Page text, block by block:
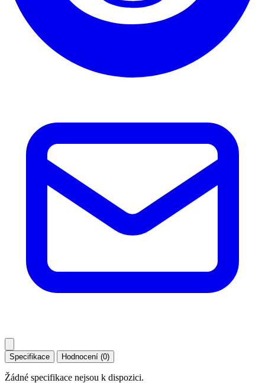
Specifikace Hodnocení (0)
Žádné specifikace nejsou k dispozici.